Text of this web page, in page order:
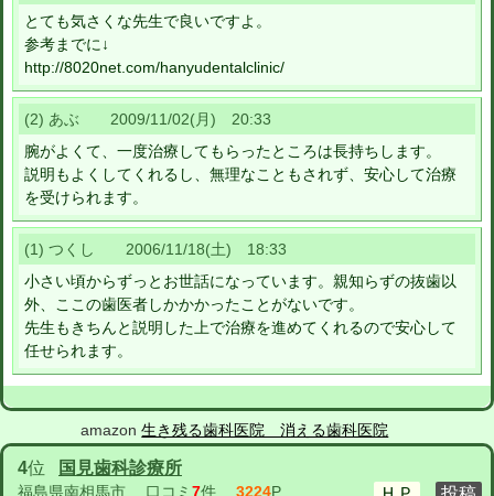
とても気さくな先生で良いですよ。
参考までに↓
http://8020net.com/hanyudentalclinic/
(2) あぶ 2009/11/02(月) 20:33
腕がよくて、一度治療してもらったところは長持ちします。
説明もよくしてくれるし、無理なこともされず、安心して治療
を受けられます。
(1) つくし 2006/11/18(土) 18:33
小さい頃からずっとお世話になっています。親知らずの抜歯以
外、ここの歯医者しかかかったことがないです。
先生もきちんと説明した上で治療を進めてくれるので安心して
任せられます。
amazon生き残る歯科医院 消える歯科医院
4位 国見歯科診療所
福島県南相馬市 口コミ 7件 3224P